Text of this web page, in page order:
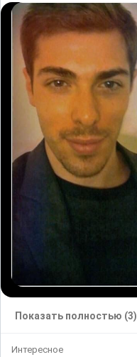
Показать полностью (3)
Интересное